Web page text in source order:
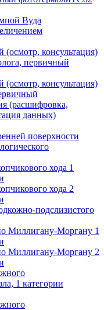
Вуда
консультация)
первичный
консультация)
(расшифровка,
данных)
поверхности
хода 1
хода 2
подслизистого
Миллигану-Моргану 1
Миллигану-Моргану 2
1 категории